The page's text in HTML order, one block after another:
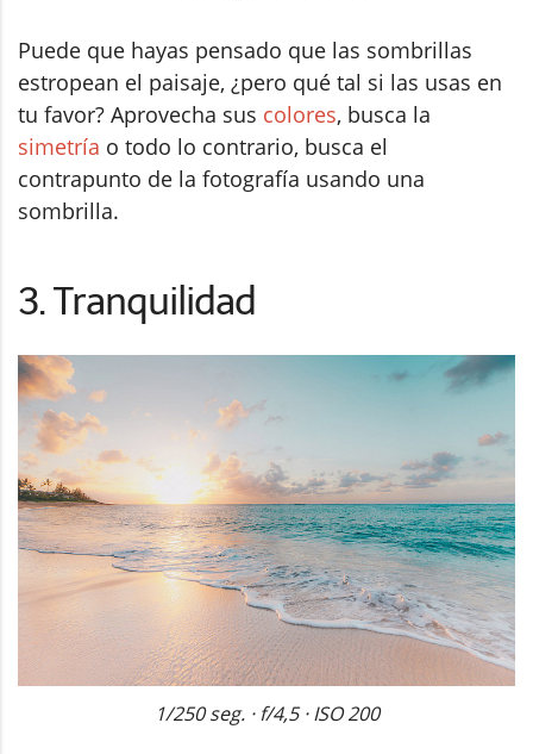
Puede que hayas pensado que las sombrillas
estropean el paisaje, ¿pero qué tal si las usas en
tu favor? Aprovecha sus colores, busca la
simetría o todo lo contrario, busca el
contrapunto de la fotografía usando una
sombrilla.
3. Tranquilidad
1/250 seg. · f/4,5 · ISO 200